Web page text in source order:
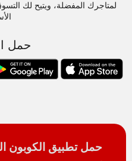
لمتاجرك المفضلة، ويتيح لك
حمل
حمل تطبيق الكوبون